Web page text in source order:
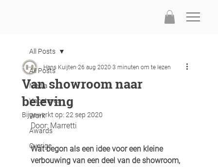
All Posts
Media
Vacatures
Work
Awards
Overige
All Posts
Van showroom naar
beleving
Hans Kuijten 26 aug 2020 3 minuten om te lezen
Bijgewerkt op: 22 sep 2020
Door: Marretti
Wat begon als een idee voor een kleine
verbouwing van een deel van de showroom,